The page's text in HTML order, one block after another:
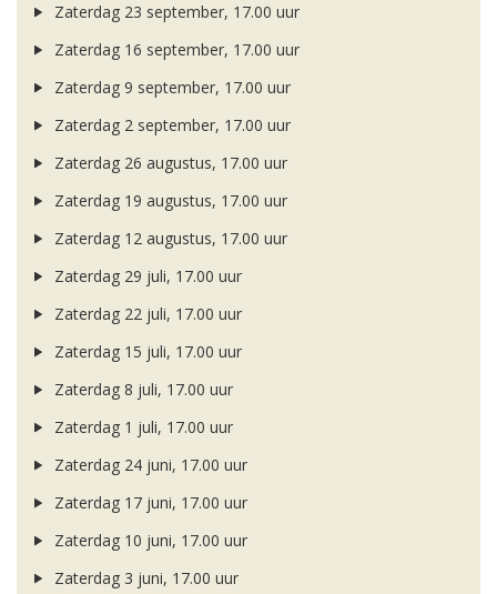
Zaterdag 23 september, 17.00 uur
Zaterdag 16 september, 17.00 uur
Zaterdag 9 september, 17.00 uur
Zaterdag 2 september, 17.00 uur
Zaterdag 26 augustus, 17.00 uur
Zaterdag 19 augustus, 17.00 uur
Zaterdag 12 augustus, 17.00 uur
Zaterdag 29 juli, 17.00 uur
Zaterdag 22 juli, 17.00 uur
Zaterdag 15 juli, 17.00 uur
Zaterdag 8 juli, 17.00 uur
Zaterdag 1 juli, 17.00 uur
Zaterdag 24 juni, 17.00 uur
Zaterdag 17 juni, 17.00 uur
Zaterdag 10 juni, 17.00 uur
Zaterdag 3 juni, 17.00 uur